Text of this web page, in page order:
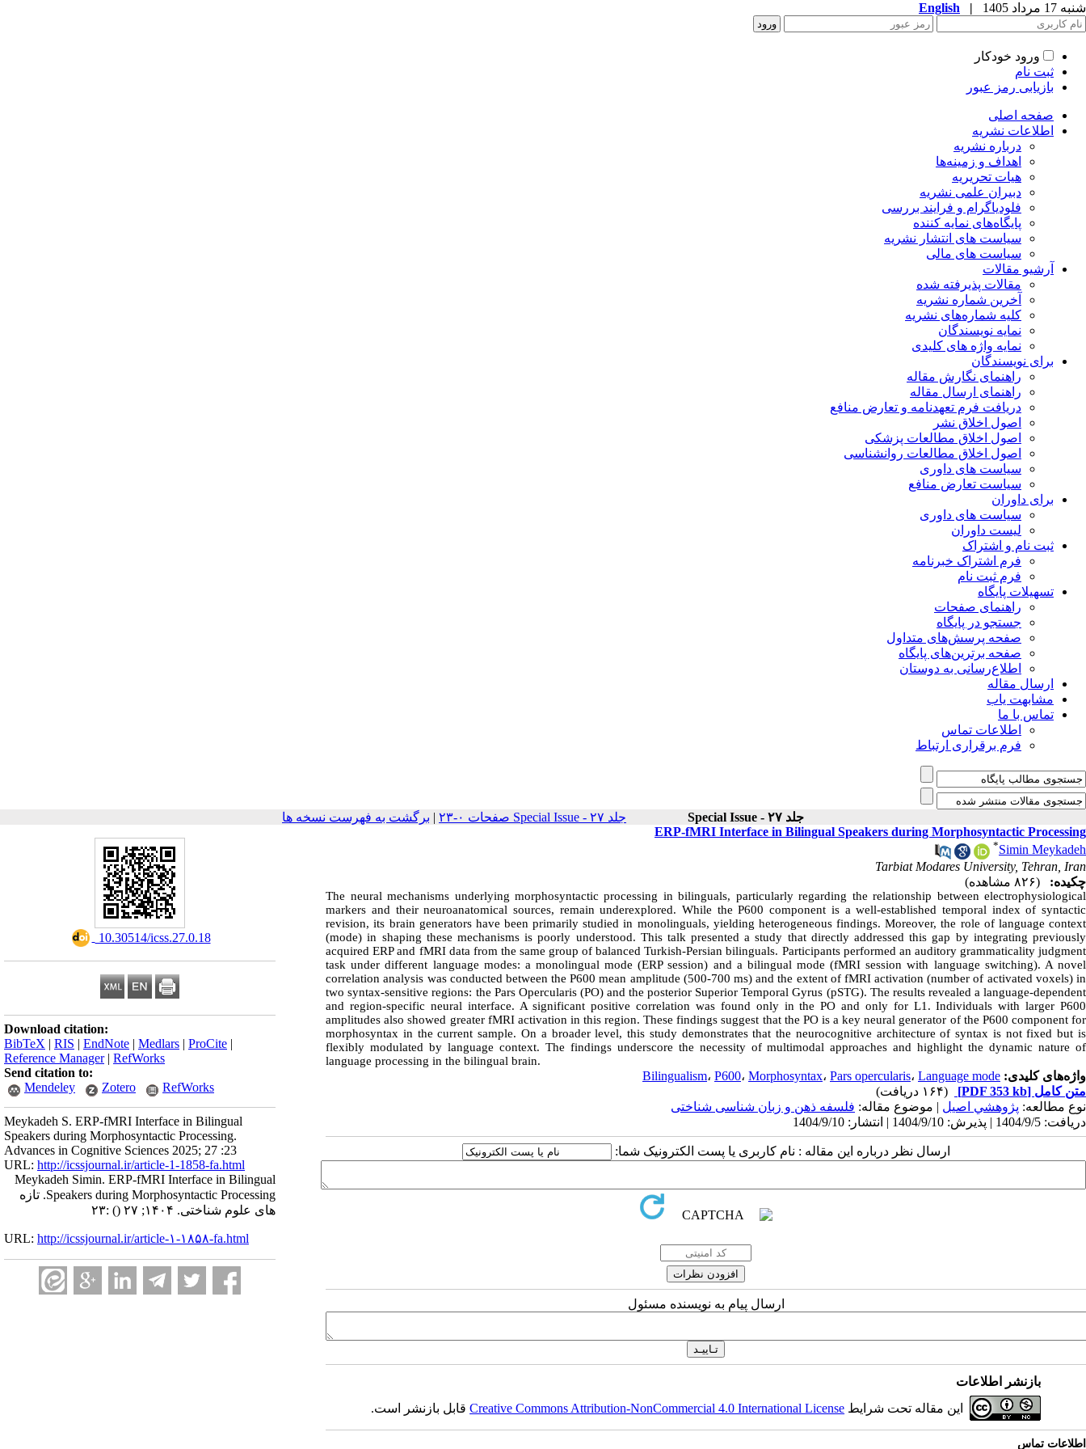
شنبه 17 مرداد 1405 |
English
ورود خودکار
ثبت نام
بازیابی رمز عبور
صفحه اصلی
اطلاعات نشریه
درباره نشریه
اهداف و زمینه‌ها
هیات تحریریه
دبیران علمی نشریه
فلودیاگرام و فرایند بررسی
پایگاه‌های نمایه کننده
سیاست های انتشار نشریه
سیاست های مالی
آرشیو مقالات
مقالات پذیرفته شده
آخرین شماره نشریه
کلیه شماره‌های نشریه
نمایه نویسندگان
نمایه واژه های کلیدی
برای نویسندگان
راهنمای نگارش مقاله
راهنمای ارسال مقاله
دریافت فرم تعهدنامه و تعارض منافع
اصول اخلاق نشر
اصول اخلاق مطالعات پزشکی
اصول اخلاق مطالعات روانشناسی
سیاست های داوری
سیاست تعارض منافع
برای داوران
سیاست های داوری
لیست داوران
ثبت نام و اشتراک
فرم اشتراک خبرنامه
فرم ثبت نام
تسهیلات پایگاه
راهنمای صفحات
جستجو در پایگاه
صفحه پرسش‌های متداول
صفحه برترین‌های پایگاه
اطلاع‌رسانی به دوستان
ارسال مقاله
مشابهت یاب
تماس با ما
اطلاعات تماس
فرم برقراری ارتباط
جلد ۲۷ - Special Issue جلد ۲۷ - Special Issue صفحات ۰-۲۳ | برگشت به فهرست نسخه ها
‎ 10.30514/icss.27.0.18
Download citation:
BibTeX | RIS | EndNote | Medlars | ProCite |
Reference Manager| RefWorks
Send citation to:
Mendeley
Zotero RefWorks
Meykadeh S. ERP-fMRI Interface in Bilingual
Speakers during Morphosyntactic Processing.
Advances in Cognitive Sciences 2025; 27 :23
URL: http://icssjournal.ir/article-1-1858-fa.html
Meykadeh Simin. ERP-fMRI Interface in Bilingual
Speakers during Morphosyntactic Processing. تازه
های علوم شناختی. ۱۴۰۴; ۲۷
() :۲۳
URL: http://icssjournal.ir/article-۱-۱۸۵۸-fa.html
ERP-fMRI Interface in Bilingual Speakers during Morphosyntactic Processing
Simin Meykadeh
*
Tarbiat Modares University, Tehran, Iran
چکیده:
(۸۲۶ مشاهده)
The neural mechanisms underlying morphosyntactic processing in bilinguals, particularly regarding the relationship between electrophysiological
markers and their neuroanatomical sources, remain underexplored. While the P600 component is a well-established temporal index of syntactic
revision, its brain generators have been primarily studied in monolinguals, yielding heterogeneous findings. Moreover, the role of language context
(mode) in shaping these mechanisms is poorly understood. This talk presented a study that directly addressed this gap by integrating previously
acquired ERP and fMRI data from the same group of balanced Turkish-Persian bilinguals. Participants performed an auditory grammaticality judgment
task under different language modes: a monolingual mode (ERP session) and a bilingual mode (fMRI session with language switching). A novel
correlation analysis was conducted between the P600 mean amplitude (500-700 ms) and the extent of fMRI activation (number of activated voxels) in
two syntax-sensitive regions: the Pars Opercularis (PO) and the posterior Superior Temporal Gyrus (pSTG). The results revealed a language-dependent
and region-specific neural interface. A significant positive correlation was found only in the PO and only for L1. Individuals with larger P600
amplitudes also showed greater fMRI activation in this region. These findings suggest that the PO is a key neural generator of the P600 component for
morphosyntax in the current sample. On a broader level, this study demonstrates that the neurocognitive architecture of syntax is not fixed but is
flexibly modulated by language context. The findings underscore the necessity of multimodal approaches and highlight the dynamic nature of
language processing in the bilingual brain.
واژه‌های کلیدی: Bilingualism، P600، Morphosyntax، Pars opercularis، Language mode
متن کامل [PDF 353 kb]
(۱۶۴ دریافت)
نوع مطالعه: پژوهشي اصیل | موضوع مقاله: فلسفه ذهن و زبان شناسی شناختی
دریافت: 1404/9/5 | پذیرش: 1404/9/10 | انتشار: 1404/9/10
ارسال نظر درباره این مقاله : نام کاربری یا پست الکترونیک شما:
ارسال پیام به نویسنده مسئول
بازنشر اطلاعات
این مقاله تحت شرایط Creative Commons Attribution-NonCommercial 4.0 International Licenseقابل بازنشر است.
اطلاعات تماس